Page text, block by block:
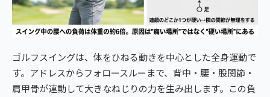
ゴルフスイングは、体をひねる動きを中心とした全身運動で
す。アドレスからフォロースルーまで、背中・腰・股関節・
肩甲骨が連動して大きなねじりの力を生み出します。この負